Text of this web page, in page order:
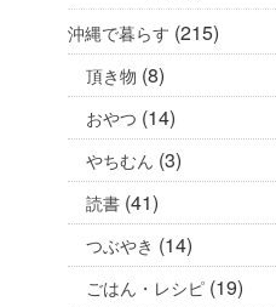
沖縄で暮らす (215)
頂き物 (8)
おやつ (14)
やちむん (3)
読書 (41)
つぶやき (14)
ごはん・レシピ (19)